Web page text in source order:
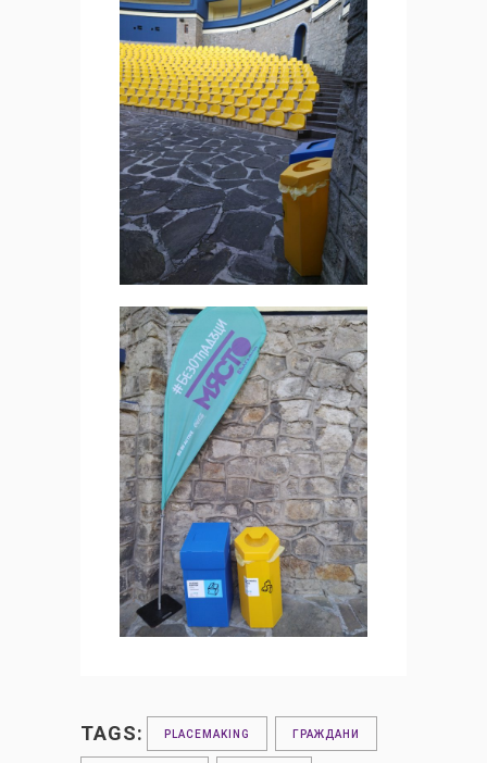
TAGS: PLACEMAKING ГРАЖДАНИ